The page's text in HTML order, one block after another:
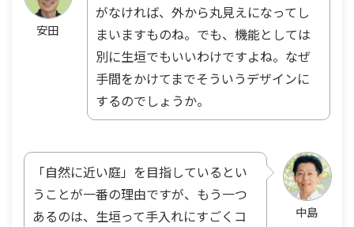
安田
がなければ、外から丸見えになってし
まいますものね。でも、機能としては
別に生垣でもいいわけですよね。なぜ
手間をかけてまでそういうデザインに
するのでしょうか。
中島
「自然に近い庭」を目指しているとい
うことが一番の理由ですが、もう一つ
あるのは、生垣って手入れにすごくコ